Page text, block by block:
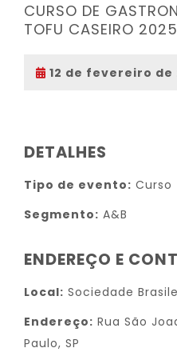
CURSO DE
TOFU CASEIRO 2025
12 de fevereiro de
DETALHES
Tipo de evento: Curso
Segmento: A&B
ENDEREÇO E
Local: Sociedade
Endereço: Rua São
Paulo, SP